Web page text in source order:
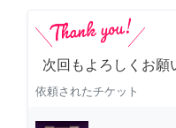
次回もよろしくお願
依頼されたチケット